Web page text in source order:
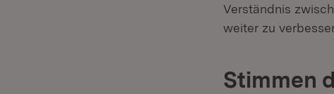
Verständnis
weiter zu
Stimmen